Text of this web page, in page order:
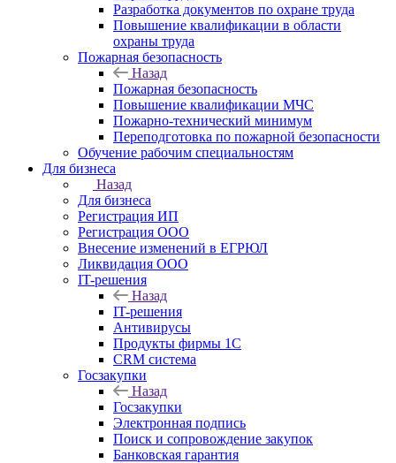
Разработка документов по охране труда
Повышение квалификации в области
охраны труда
Пожарная безопасность
Назад
Пожарная безопасность
Повышение квалификации МЧС
Пожарно-технический минимум
Переподготовка по пожарной безопасности
Обучение рабочим специальностям
Для бизнеса
Назад
Для бизнеса
Регистрация ИП
Регистрация ООО
Внесение изменений в ЕГРЮЛ
Ликвидация ООО
IT-решения
Назад
IT-решения
Антивирусы
Продукты фирмы 1C
CRM система
Госзакупки
Назад
Госзакупки
Электронная подпись
Поиск и сопровождение закупок
Банковская гарантия